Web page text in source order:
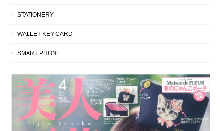
STATIONERY
WALLET KEY CARD
SMART PHONE